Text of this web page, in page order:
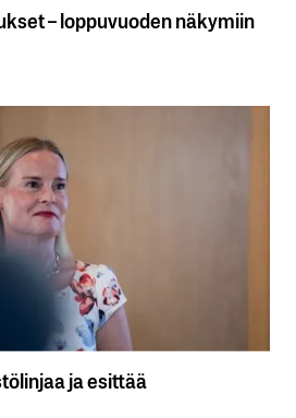
– loppuvuoden näkymiin
ja esittää